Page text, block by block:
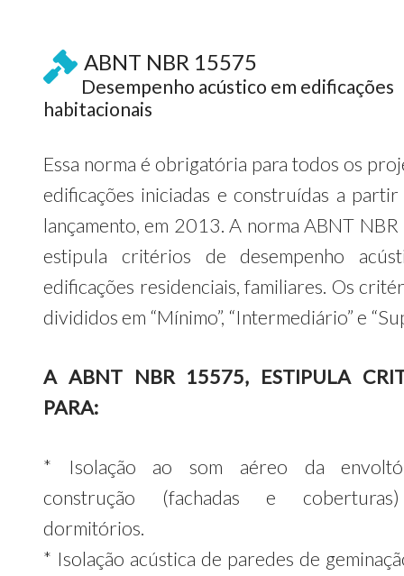
ABNT NBR 15575
Desempenho acústico em edificações
habitacionais
Essa norma é obrigatória para todos os
edificações iniciadas e construídas a
lançamento, em 2013. A norma ABNT
estipula critérios de desempenho
edificações residenciais, familiares. Os
divididos em “Mínimo”, “Intermediário” e
A ABNT NBR 15575, ESTIPULA
PARA:
* Isolação ao som aéreo da
construção (fachadas e
dormitórios.
* Isolação acústica de paredes de